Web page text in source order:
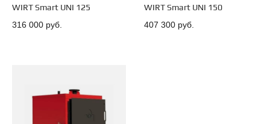
WIRT Smart UNI 125
316 000 руб.
WIRT Smart UNI 150
407 300 руб.